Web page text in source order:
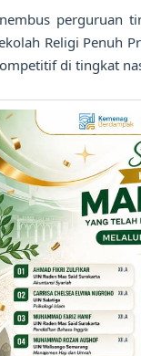
perguruan
Religi Penuh
di tingkat